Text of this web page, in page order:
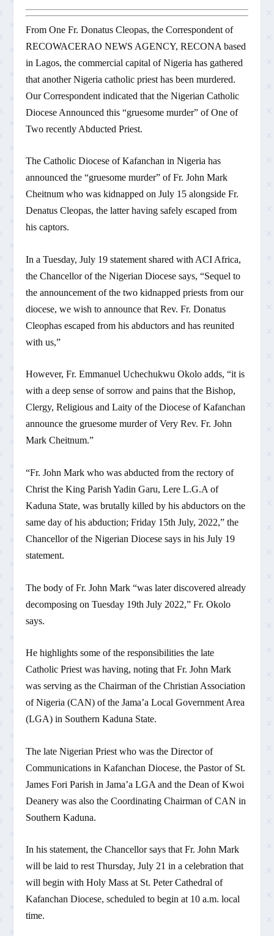
From One Fr. Donatus Cleopas, the Correspondent of
RECOWACERAO NEWS AGENCY, RECONA based
in Lagos, the commercial capital of Nigeria has gathered
that another Nigeria catholic priest has been murdered.
Our Correspondent indicated that the Nigerian Catholic
Diocese Announced this “gruesome murder” of One of
Two recently Abducted Priest.
The Catholic Diocese of Kafanchan in Nigeria has
announced the “gruesome murder” of Fr. John Mark
Cheitnum who was kidnapped on July 15 alongside Fr.
Denatus Cleopas, the latter having safely escaped from
his captors.
In a Tuesday, July 19 statement shared with ACI Africa,
the Chancellor of the Nigerian Diocese says, “Sequel to
the announcement of the two kidnapped priests from our
diocese, we wish to announce that Rev. Fr. Donatus
Cleophas escaped from his abductors and has reunited
with us,”
However, Fr. Emmanuel Uchechukwu Okolo adds, “it is
with a deep sense of sorrow and pains that the Bishop,
Clergy, Religious and Laity of the Diocese of Kafanchan
announce the gruesome murder of Very Rev. Fr. John
Mark Cheitnum.”
“Fr. John Mark who was abducted from the rectory of
Christ the King Parish Yadin Garu, Lere L.G.A of
Kaduna State, was brutally killed by his abductors on the
same day of his abduction; Friday 15th July, 2022,” the
Chancellor of the Nigerian Diocese says in his July 19
statement.
The body of Fr. John Mark “was later discovered already
decomposing on Tuesday 19th July 2022,” Fr. Okolo
says.
He highlights some of the responsibilities the late
Catholic Priest was having, noting that Fr. John Mark
was serving as the Chairman of the Christian Association
of Nigeria (CAN) of the Jama’a Local Government Area
(LGA) in Southern Kaduna State.
The late Nigerian Priest who was the Director of
Communications in Kafanchan Diocese, the Pastor of St.
James Fori Parish in Jama’a LGA and the Dean of Kwoi
Deanery was also the Coordinating Chairman of CAN in
Southern Kaduna.
In his statement, the Chancellor says that Fr. John Mark
will be laid to rest Thursday, July 21 in a celebration that
will begin with Holy Mass at St. Peter Cathedral of
Kafanchan Diocese, scheduled to begin at 10 a.m. local
time.